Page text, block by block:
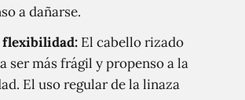
a dañarse.
El cabello rizado
ser más frágil y propenso a la
El uso regular de la linaza